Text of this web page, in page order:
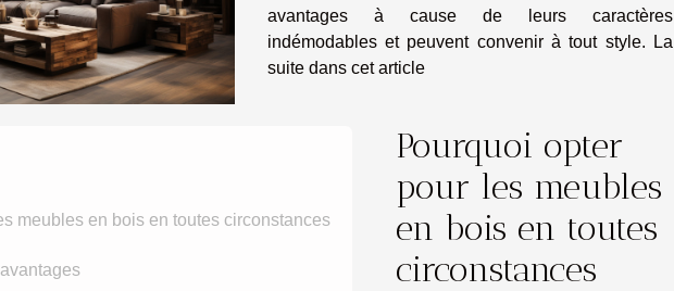
meubles en bois en toutes circonstances
avantages à cause de leurs caractères
indémodables et peuvent convenir à tout style. La
suite dans cet article
Pourquoi opter
pour les meubles
en bois en toutes
circonstances